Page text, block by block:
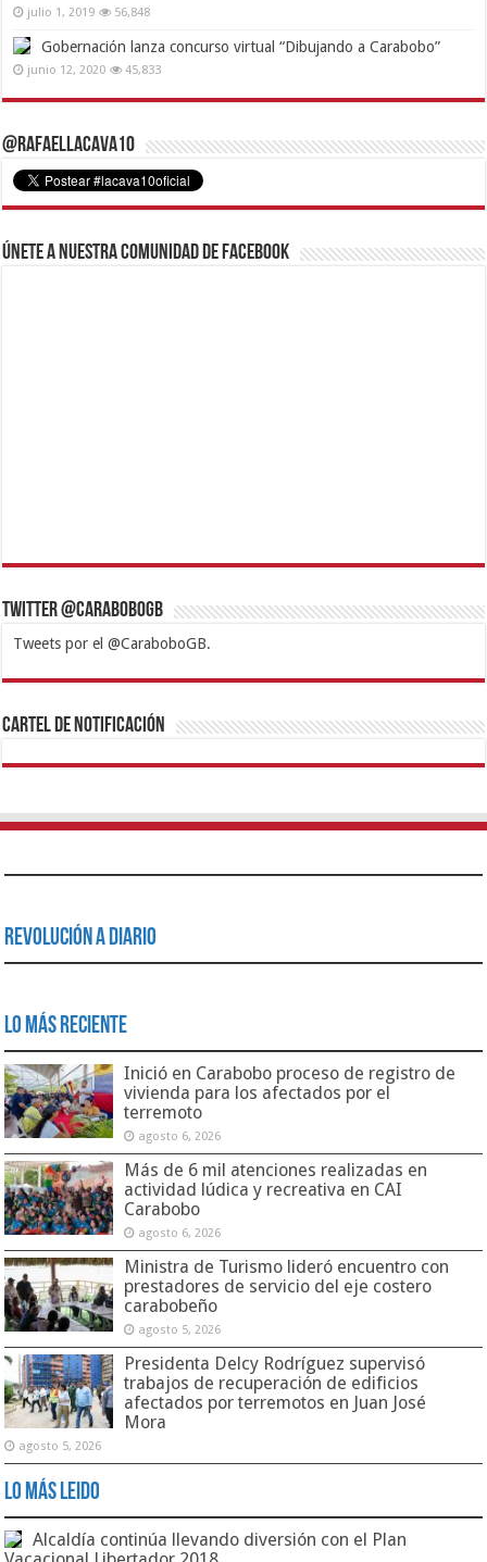
julio 1, 2019 56,848
Gobernación lanza concurso virtual “Dibujando a Carabobo”
junio 12, 2020 45,833
@RafaelLacava10
Únete a nuestra comunidad de Facebook
Twitter @CaraboboGB
Tweets por el @CaraboboGB.
1xbetBetturkeyBetistKralbetSupertotobetTipobetMatadorbetMariobet
https://mvbcasino.com/
Cartel de Notificación
Revolución a Diario
Lo Más Reciente
Inició en Carabobo proceso de registro de
vivienda para los afectados por el
terremoto
agosto 6, 2026
Más de 6 mil atenciones realizadas en
actividad lúdica y recreativa en CAI
Carabobo
agosto 6, 2026
Ministra de Turismo lideró encuentro con
prestadores de servicio del eje costero
carabobeño
agosto 5, 2026
Presidenta Delcy Rodríguez supervisó
trabajos de recuperación de edificios
afectados por terremotos en Juan José
Mora
agosto 5, 2026
Lo Más Leido
Alcaldía continúa llevando diversión con el Plan